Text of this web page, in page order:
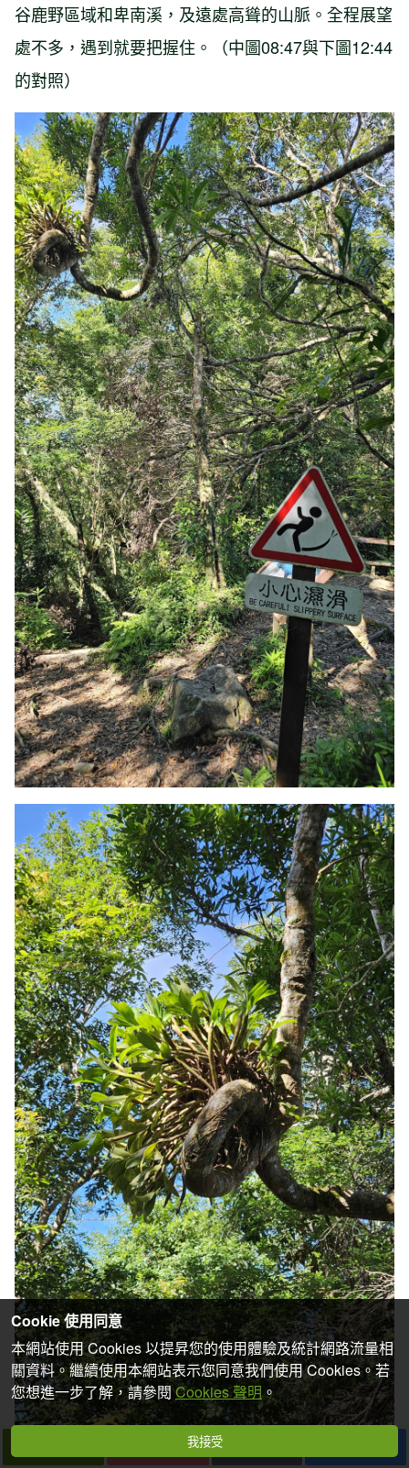
谷鹿野區域和卑南溪，及遠處高聳的山脈。全程展望
處不多，遇到就要把握住。（中圖08:47與下圖12:44
的對照）
Cookie 使用同意
本網站使用 Cookies 以提昇您的使用體驗及統計網路流量相
關資料。繼續使用本網站表示您同意我們使用 Cookies。若
您想進一步了解，請參閱Cookies 聲明。
我接受